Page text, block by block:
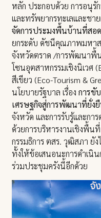
หลัก ประกอบด้วย การอนุ
และทรัพยากรทะเลและชา
จัดการประมงพื้นบ้านที่สอ
ยกระดับ ดัชนีคุณภาพมหา
จังหวัดตราด /การพัฒนาพื้
โซนอุตสาหกรรมเชิงนิเวศ
สีเขียว (Eco-Tourism &
นโยบายรัฐบาล เรื่องการขั
เศรษฐกิจสู่การพัฒนาที่ยั่งยื
จังหวัด และการรับรู้และกา
ด้วยการบริหารงานเชิงพื้
กรรมธิการ ตสร. วุฒิสภา ยั
ทั้งให้ข้อเสนอนะการดำเนิ
ร่วมประชุมครังนี้อีกด้วย